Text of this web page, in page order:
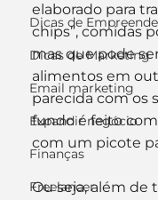
Dicas de
Dicas de Marketing
Email marketing
Expandir negócio
Finanças
Freelancer
elaborado para
chips”, comidas
mas que pode
alimentos em
parecida com os
fundo é feito
com um picote
Ou seja, além de